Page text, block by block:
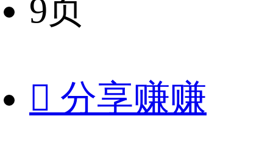
9页
 分享赚赚